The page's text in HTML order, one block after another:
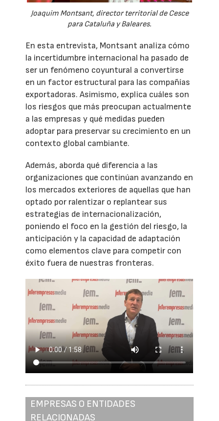
Joaquim Montsant, director territorial de Cesce
para Cataluña y Baleares.
En esta entrevista, Montsant analiza cómo
la incertidumbre internacional ha pasado de
ser un fenómeno coyuntural a convertirse
en un factor estructural para las compañías
exportadoras. Asimismo, explica cuáles son
los riesgos que más preocupan actualmente
a las empresas y qué medidas pueden
adoptar para preservar su crecimiento en un
contexto global cambiante.
Además, aborda qué diferencia a las
organizaciones que continúan avanzando en
los mercados exteriores de aquellas que han
optado por ralentizar o replantear sus
estrategias de internacionalización,
poniendo el foco en la gestión del riesgo, la
anticipación y la capacidad de adaptación
como elementos clave para competir con
éxito fuera de nuestras fronteras.
EMPRESAS O ENTIDADES
RELACIONADAS